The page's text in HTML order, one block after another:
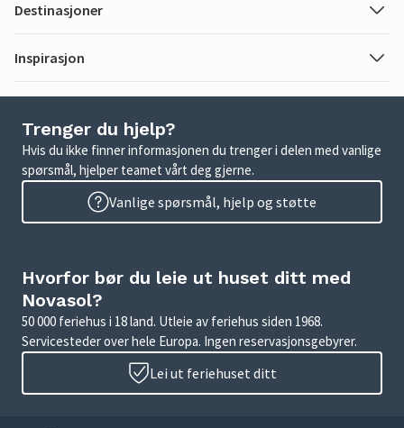
Destinasjoner
Inspirasjon
Trenger du hjelp?
Hvis du ikke finner informasjonen du trenger i delen med vanlige
spørsmål, hjelper teamet vårt deg gjerne.
Vanlige spørsmål, hjelp og støtte
Hvorfor bør du leie ut huset ditt med
Novasol?
50 000 feriehus i 18 land. Utleie av feriehus siden 1968.
Servicesteder over hele Europa. Ingen reservasjonsgebyrer.
Lei ut feriehuset ditt